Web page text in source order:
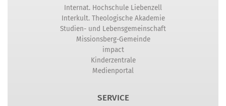
Internat. Hochschule Liebenzell
Interkult. Theologische Akademie
Studien- und Lebensgemeinschaft
Missionsberg-Gemeinde
impact
Kinderzentrale
Medienportal
SERVICE